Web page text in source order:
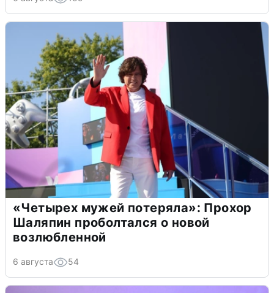
«Четырех мужей потеряла»: Прохор
Шаляпин проболтался о новой
возлюбленной
6 августа 54